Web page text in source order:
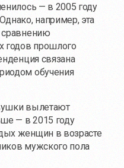
— в 2005 году
например, эта
сравнению
годов прошлого
связана
обучения
вылетают
— в 2015 году
женщин в возрасте
мужского пола